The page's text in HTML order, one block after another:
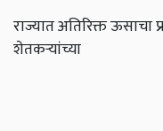
राज्यात अतिरिक्त ऊसाचा
शेतकऱ्यांच्या